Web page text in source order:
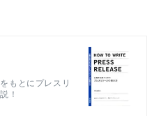
もとにプレスリ
！